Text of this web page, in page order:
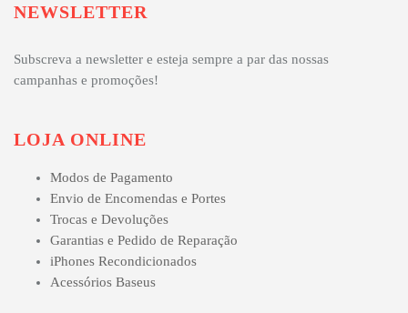
NEWSLETTER
Subscreva a newsletter e esteja sempre a par das nossas
campanhas e promoções!
LOJA ONLINE
Modos de Pagamento
Envio de Encomendas e Portes
Trocas e Devoluções
Garantias e Pedido de Reparação
iPhones Recondicionados
Acessórios Baseus